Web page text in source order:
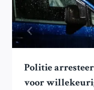
Politie
voor